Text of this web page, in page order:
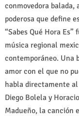
conmovedora balada,
poderosa que define
“Sabes Qué Hora
música regional
contemporáneo. Una
amor con el que no
habla directamente
Diego Bolela y
Madueño, la canción